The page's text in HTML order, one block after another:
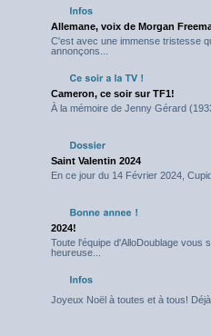
Allemane, voix de Morgan
C'est avec une immense tristesse
annonçons...
Cameron, ce soir sur TF1!
À la mémoire de Jenny Gérard
Saint Valentin 2024
En ce jour du 14 Février 2024,
2024!
Toute l'équipe d'AlloDoublage vous
heureuse...
Joyeux Noël à toutes et à tous! Déjà